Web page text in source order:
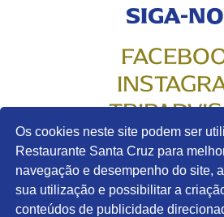
Os cookies neste site podem ser
Restaurante Santa Cruz para
navegação e desempenho do site,
sua utilização e possibilitar a
conteúdos de publicidade
SIGA-